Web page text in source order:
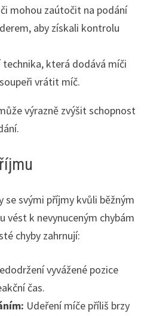
mohou zaútočit na podání
aby získali kontrolu
technika, která dodává míči
vrátit míč.
výrazně zvýšit schopnost
se svými příjmy kvůli běžným
vést k nevynuceným chybám
chyby zahrnují:
vyvážené pozice
čas.
Udeření míče příliš brzy